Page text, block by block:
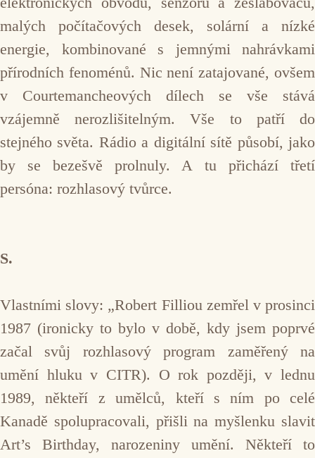
malých počítačových desek, solární a nízké
energie, kombinované s jemnými nahrávkami
přírodních fenoménů. Nic není zatajované, ovšem
v Courtemancheových dílech se vše stává
vzájemně nerozlišitelným. Vše to patří do
stejného světa. Rádio a digitální sítě působí, jako
by se bezešvě prolnuly. A tu přichází třetí
persóna: rozhlasový tvůrce.
S.
Vlastními slovy: „Robert Filliou zemřel v prosinci
1987 (ironicky to bylo v době, kdy jsem poprvé
začal svůj rozhlasový program zaměřený na
umění hluku v CITR). O rok později, v lednu
1989, někteří z umělců, kteří s ním po celé
Kanadě spolupracovali, přišli na myšlenku slavit
Art’s Birthday, narozeniny umění. Někteří to